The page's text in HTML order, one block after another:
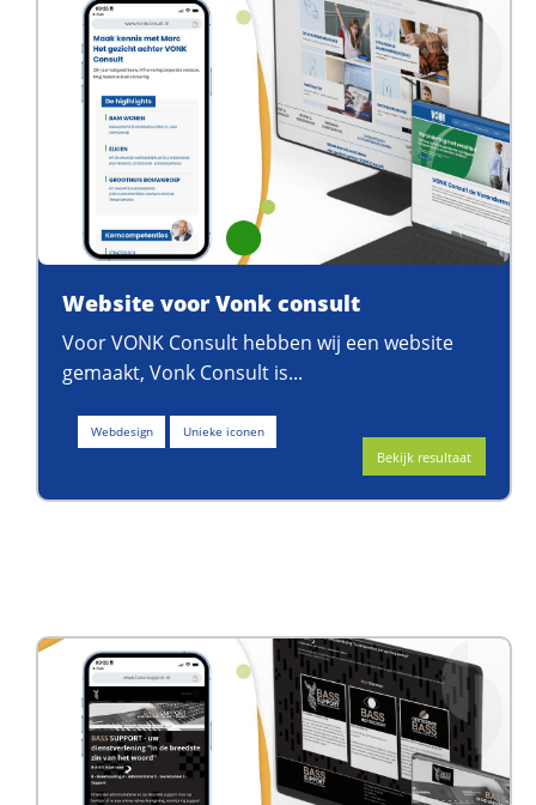
Website voor Vonk consult
Voor VONK Consult hebben wij een website
gemaakt, Vonk Consult is...
Webdesign Unieke iconen
Bekijk resultaat